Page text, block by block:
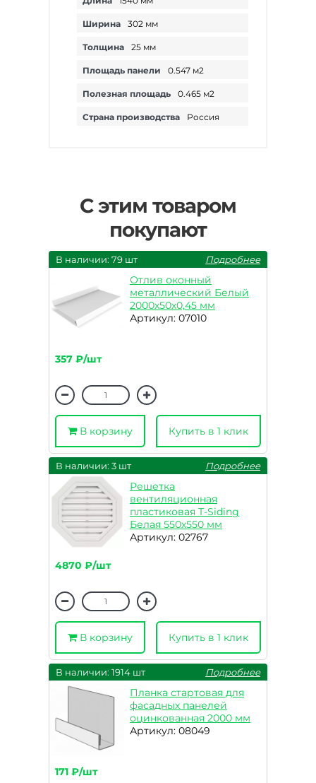
Ширина 302 мм
Толщина 25 мм
Площадь панели 0.547 м2
Полезная площадь 0.465 м2
Страна производства Россия
С этим товаром
покупают
В наличии: 79 шт Подробнее
Отлив оконный
металлический Белый
2000х50х0,45 мм
Артикул: 07010
357 ₽/шт
В корзину Купить в 1 клик
В наличии: 3 шт Подробнее
Решетка
вентиляционная
пластиковая T-Siding
Белая 550х550 мм
Артикул: 02767
4870 ₽/шт
В корзину Купить в 1 клик
В наличии: 1914 шт Подробнее
Планка стартовая для
фасадных панелей
оцинкованная 2000 мм
Артикул: 08049
171 ₽/шт